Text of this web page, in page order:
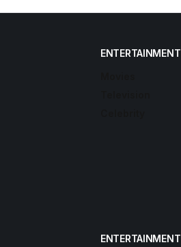
ENTERTAINMENT
ENTERTAINMENT